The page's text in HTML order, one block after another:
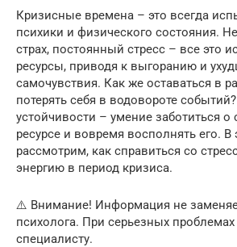
Кризисные времена – это всегда
психики и физического состояния.
страх, постоянный стресс – все это
ресурсы, приводя к выгоранию и
самочувствия. Как же оставаться в
потерять себя в водовороте
устойчивости – умение заботиться
ресурсе и вовремя восполнять его. В
рассмотрим, как справиться со
энергию в период кризиса.
⚠️ Внимание! Информация не
психолога. При серьезных проблемах
специалисту.